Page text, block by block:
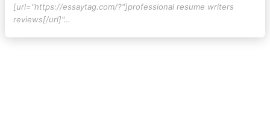
[url="https://essaytag.com/?"]professional resume writers
reviews[/url]"…